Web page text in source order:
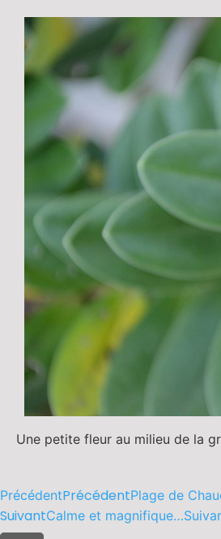
Une petite fleur au milieu de la
PrécédentPrécédentPlage de
SuivantCalme et magnifique…